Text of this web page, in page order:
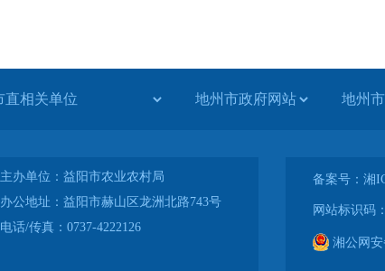
主办单位：益阳市农业农村局
办公地址：益阳市赫山区龙洲北路743号
电话/传真：0737-4222126
备案号：湘
网站标识码
湘公网安